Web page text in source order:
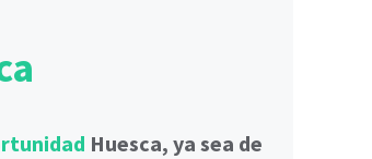
Huesca, ya sea de